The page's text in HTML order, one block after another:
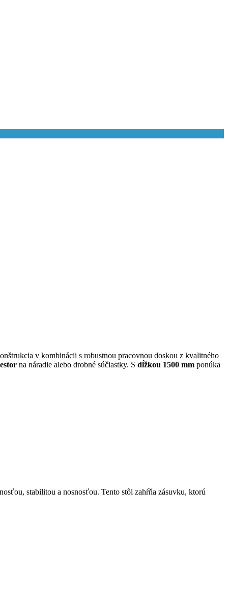
v kombinácii s robustnou pracovnou doskou z kvalitného
na náradie alebo drobné súčiastky. S dĺžkou 1500 mm ponúka
stabilitou a nosnosťou. Tento stôl zahŕňa zásuvku, ktorú